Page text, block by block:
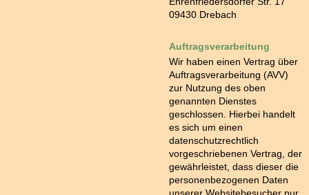
09430 Drebach
Auftragsverarbeitung
Wir haben einen Vertrag über
Auftragsverarbeitung (AVV)
zur Nutzung des oben
genannten Dienstes
geschlossen. Hierbei handelt
es sich um einen
datenschutzrechtlich
vorgeschriebenen Vertrag, der
gewährleistet, dass dieser die
personenbezogenen Daten